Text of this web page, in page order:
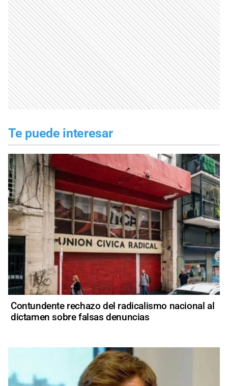
Te puede interesar
Contundente rechazo del radicalismo nacional al
dictamen sobre falsas denuncias